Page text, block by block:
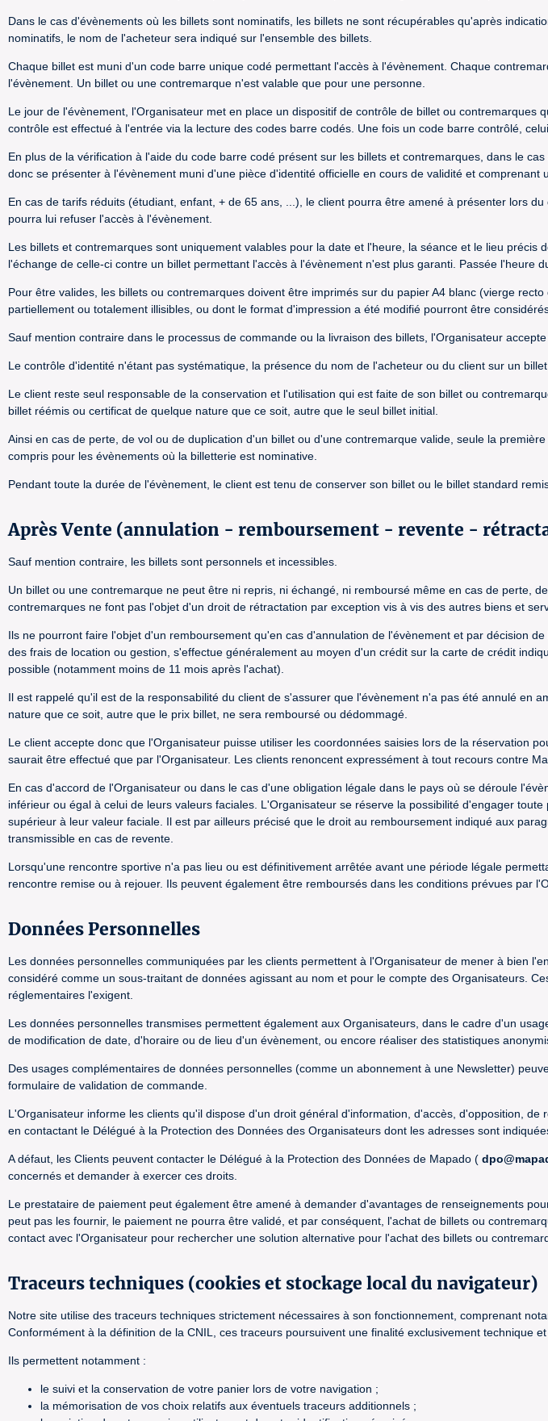
Dans le cas d'évènements où les billets sont nominatifs, les billets ne sont récupérables qu'après
nominatifs, le nom de l'acheteur sera indiqué sur l'ensemble des billets.
Chaque billet est muni d'un code barre unique codé permettant l'accès à l'évènement. Chaque
l'évènement. Un billet ou une contremarque n'est valable que pour une personne.
Le jour de l'évènement, l'Organisateur met en place un dispositif de contrôle de billet ou
contrôle est effectué à l'entrée via la lecture des codes barre codés. Une fois un code barre contrôlé,
En plus de la vérification à l'aide du code barre codé présent sur les billets et contremarques, dans le
donc se présenter à l'évènement muni d'une pièce d'identité officielle en cours de validité et
En cas de tarifs réduits (étudiant, enfant, + de 65 ans, ...), le client pourra être amené à présenter lors
pourra lui refuser l'accès à l'évènement.
Les billets et contremarques sont uniquement valables pour la date et l'heure, la séance et le lieu
l'échange de celle-ci contre un billet permettant l'accès à l'évènement n'est plus garanti. Passée l'heure
Pour être valides, les billets ou contremarques doivent être imprimés sur du papier A4 blanc (vierge
partiellement ou totalement illisibles, ou dont le format d'impression a été modifié pourront être
Sauf mention contraire dans le processus de commande ou la livraison des billets, l'Organisateur
Le contrôle d'identité n'étant pas systématique, la présence du nom de l'acheteur ou du client sur un
Le client reste seul responsable de la conservation et l'utilisation qui est faite de son billet ou
billet réémis ou certificat de quelque nature que ce soit, autre que le seul billet initial.
Ainsi en cas de perte, de vol ou de duplication d'un billet ou d'une contremarque valide, seule la
compris pour les évènements où la billetterie est nominative.
Pendant toute la durée de l'évènement, le client est tenu de conserver son billet ou le billet standard
Après Vente (annulation - remboursement - revente -
Sauf mention contraire, les billets sont personnels et incessibles.
Un billet ou une contremarque ne peut être ni repris, ni échangé, ni remboursé même en cas de perte,
contremarques ne font pas l'objet d'un droit de rétractation par exception vis à vis des autres biens et
Ils ne pourront faire l'objet d'un remboursement qu'en cas d'annulation de l'évènement et par décision
des frais de location ou gestion, s'effectue généralement au moyen d'un crédit sur la carte de crédit
possible (notamment moins de 11 mois après l'achat).
Il est rappelé qu'il est de la responsabilité du client de s'assurer que l'évènement n'a pas été annulé
nature que ce soit, autre que le prix billet, ne sera remboursé ou dédommagé.
Le client accepte donc que l'Organisateur puisse utiliser les coordonnées saisies lors de la réservation
saurait être effectué que par l'Organisateur. Les clients renoncent expressément à tout recours contre
En cas d'accord de l'Organisateur ou dans le cas d'une obligation légale dans le pays où se déroule
inférieur ou égal à celui de leurs valeurs faciales. L'Organisateur se réserve la possibilité d'engager
supérieur à leur valeur faciale. Il est par ailleurs précisé que le droit au remboursement indiqué aux
transmissible en cas de revente.
Lorsqu'une rencontre sportive n'a pas lieu ou est définitivement arrêtée avant une période légale
rencontre remise ou à rejouer. Ils peuvent également être remboursés dans les conditions prévues par
Données Personnelles
Les données personnelles communiquées par les clients permettent à l'Organisateur de mener à bien
considéré comme un sous-traitant de données agissant au nom et pour le compte des Organisateurs.
réglementaires l'exigent.
Les données personnelles transmises permettent également aux Organisateurs, dans le cadre d'un
de modification de date, d'horaire ou de lieu d'un évènement, ou encore réaliser des statistiques
Des usages complémentaires de données personnelles (comme un abonnement à une Newsletter)
formulaire de validation de commande.
L'Organisateur informe les clients qu'il dispose d'un droit général d'information, d'accès, d'opposition,
en contactant le Délégué à la Protection des Données des Organisateurs dont les adresses sont
A défaut, les Clients peuvent contacter le Délégué à la Protection des Données de Mapado (
concernés et demander à exercer ces droits.
Le prestataire de paiement peut également être amené à demander d'avantages de renseignements
peut pas les fournir, le paiement ne pourra être validé, et par conséquent, l'achat de billets ou
contact avec l'Organisateur pour rechercher une solution alternative pour l'achat des billets ou
Traceurs techniques (cookies et stockage local du navigateur)
Notre site utilise des traceurs techniques strictement nécessaires à son fonctionnement, comprenant
Conformément à la définition de la CNIL, ces traceurs poursuivent une finalité exclusivement technique
Ils permettent notamment :
le suivi et la conservation de votre panier lors de votre navigation ;
la mémorisation de vos choix relatifs aux éventuels traceurs additionnels ;